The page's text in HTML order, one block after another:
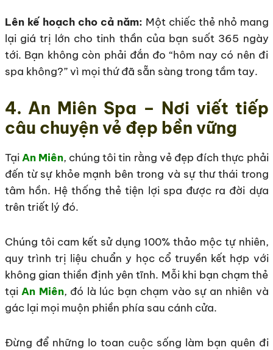
Lên kế hoạch cho cả năm: Một chiếc thẻ nhỏ mang
lại giá trị lớn cho tinh thần của bạn suốt 365 ngày
tới. Bạn không còn phải đắn đo “hôm nay có nên đi
spa không?” vì mọi thứ đã sẵn sàng trong tầm tay.
4. An Miên Spa – Nơi viết tiếp
câu chuyện vẻ đẹp bền vững
TạiAn Miên, chúng tôi tin rằng vẻ đẹp đích thực phải
đến từ sự khỏe mạnh bên trong và sự thư thái trong
tâm hồn. Hệ thống thẻ tiện lợi spa được ra đời dựa
trên triết lý đó.
Chúng tôi cam kết sử dụng 100% thảo mộc tự nhiên,
quy trình trị liệu chuẩn y học cổ truyền kết hợp với
không gian thiền định yên tĩnh. Mỗi khi bạn chạm thẻ
tại An Miên, đó là lúc bạn chạm vào sự an nhiên và
gác lại mọi muộn phiền phía sau cánh cửa.
Đừng để những lo toan cuộc sống làm bạn quên đi